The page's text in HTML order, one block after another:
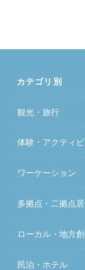
カテゴリ別
観光・旅行
体験・アクティビ
ワーケーション
多拠点・二拠点
ローカル・地方
民泊・ホテル